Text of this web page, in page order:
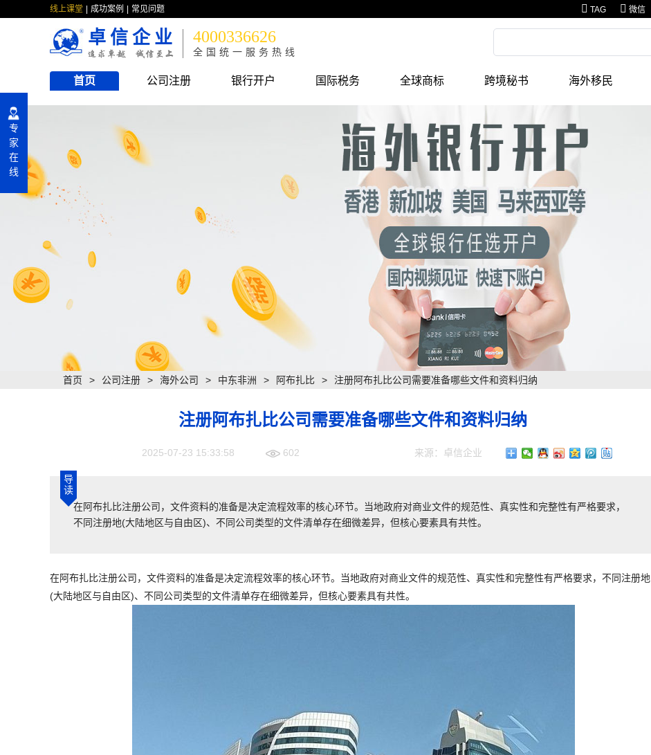
线上课堂 成功案例 常见问题 TAG 微信
卓信企业 4000336626
全国统一服务热线
首页 公司注册 银行开户 国际税务 全球商标 跨境秘书 海外移民
首页 > 公司注册 > 海外公司 > 中东非洲 > 阿布扎比 > 注册阿布扎比公司需要准备哪些文件和资料归纳
注册阿布扎比公司需要准备哪些文件和资料归纳
2025-07-23 15:33:58 602 来源：卓信企业
导
读
​在阿布扎比注册公司，文件资料的准备是决定流程效率的核心环节。当地政府对商业文件的规范性、真实性和完整性有严格要求，
不同注册地(大陆地区与自由区)、不同公司类型的文件清单存在细微差异，但核心要素具有共性。
在阿布扎比注册公司，文件资料的准备是决定流程效率的核心环节。当地政府对商业文件的规范性、真实性和完整性有严格要求，不同注册地
(大陆地区与自由区)、不同公司类型的文件清单存在细微差异，但核心要素具有共性。
专
家
在
线